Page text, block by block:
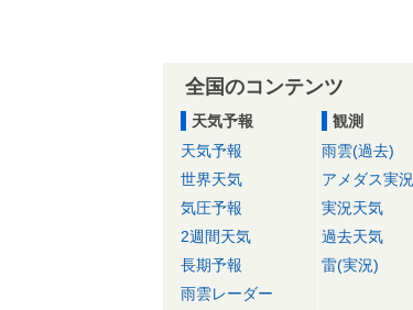
全国のコンテンツ
天気予報
天気予報
世界天気
気圧予報
2週間天気
長期予報
雨雲レーダー
観測
雨雲(過去)
アメダス実況
実況天気
過去天気
雷(実況)